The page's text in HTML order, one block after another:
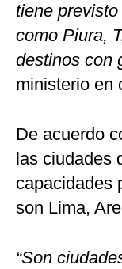
tiene
como Piura,
destinos con
ministerio en
De acuerdo
las ciudades
capacidades
son Lima,
“Son